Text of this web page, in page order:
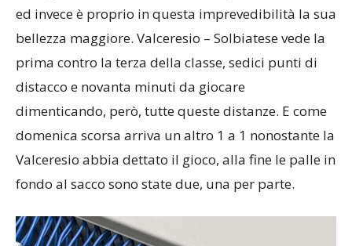
ed invece è proprio in questa imprevedibilità la sua
bellezza maggiore. Valceresio – Solbiatese vede la
prima contro la terza della classe, sedici punti di
distacco e novanta minuti da giocare
dimenticando, però, tuttequeste distanze. E come
domenica scorsa arriva un altro 1 a 1 nonostante la
Valceresio abbia dettato il gioco, alla fine le palle in
fondo al sacco sono state due, una per parte.